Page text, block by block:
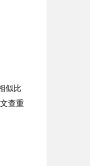
似比
查重